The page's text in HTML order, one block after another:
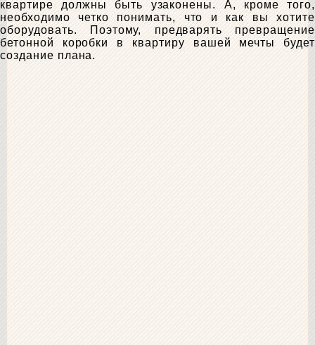
квартире должны быть узаконены. А, кроме того,
необходимо четко понимать, что и как вы хотите
оборудовать. Поэтому, предварять превращение
бетонной коробки в квартиру вашей мечты будет
создание плана.